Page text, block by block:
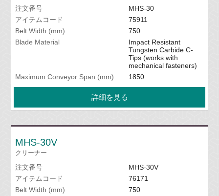
注文番号
MHS-30
アイテムコード
75911
Belt Width (mm)
750
Blade Material
Impact Resistant
Tungsten Carbide C-
Tips (works with
mechanical fasteners)
Maximum Conveyor Span (mm)
1850
詳細を見る
MHS-30V
クリーナー
注文番号
MHS-30V
アイテムコード
76171
Belt Width (mm)
750